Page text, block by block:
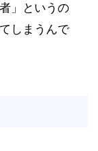
」というの
しまうんで